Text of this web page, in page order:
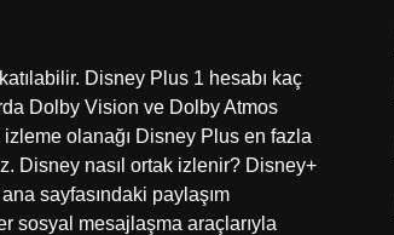
Disney Plus 1 hesabı kaç
Dolby Vision ve Dolby Atmos
olanağı Disney Plus en fazla
Disney nasıl ortak izlenir? Disney+
sayfasındaki paylaşım
sosyal mesajlaşma araçlarıyla